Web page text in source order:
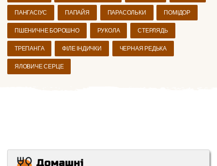
ПАНГАСІУС ПАПАЙЯ ПАРАСОЛЬКИ ПОМІДОР
ПШЕНИЧНЕ БОРОШНО РУКОЛА СТЕРЛЯДЬ
ТРЕПАНГА ФІЛЕ ІНДИЧКИ ЧЕРНАЯ РЕДЬКА
ЯЛОВИЧЕ СЕРЦЕ